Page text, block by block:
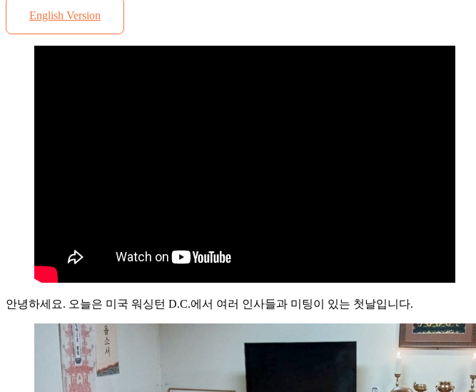
English Version
안녕하세요. 오늘은 미국 워싱턴 D.C.에서 여러 인사들과 미팅이 있는 첫날입니다.